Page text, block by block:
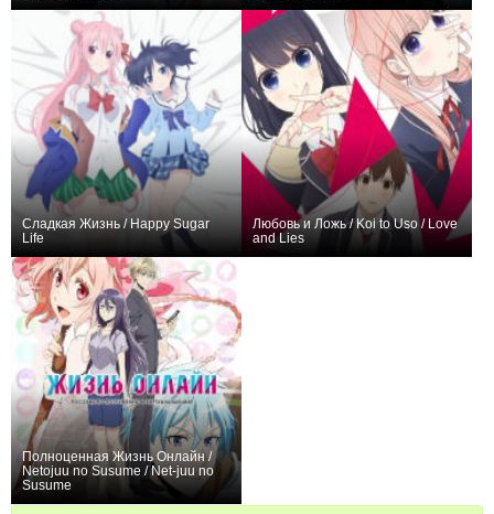
Сладкая Жизнь / Happy Sugar
Life
Любовь и Ложь / Koi to Uso / Love
and Lies
Полноценная Жизнь Онлайн /
Netojuu no Susume / Net-juu no
Susume